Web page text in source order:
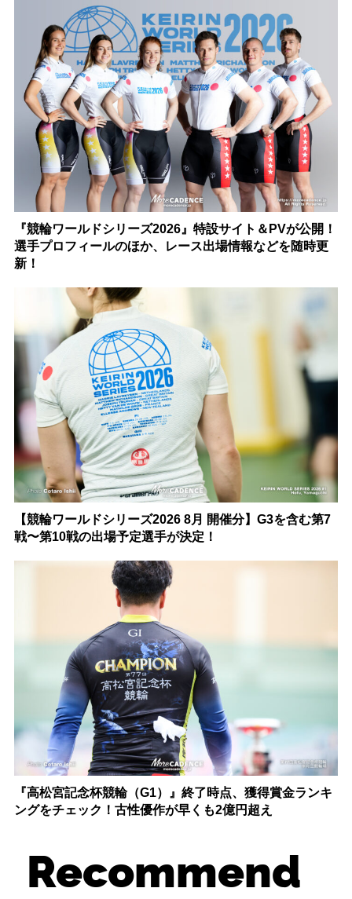
『競輪ワールドシリーズ2026』特設サイト＆PVが公開！
選手プロフィールのほか、レース出場情報などを随時更
新！
【競輪ワールドシリーズ2026 8月 開催分】G3を含む第7
戦〜第10戦の出場予定選手が決定！
『高松宮記念杯競輪（G1）』終了時点、獲得賞金ランキ
ングをチェック！古性優作が早くも2億円超え
Recommend